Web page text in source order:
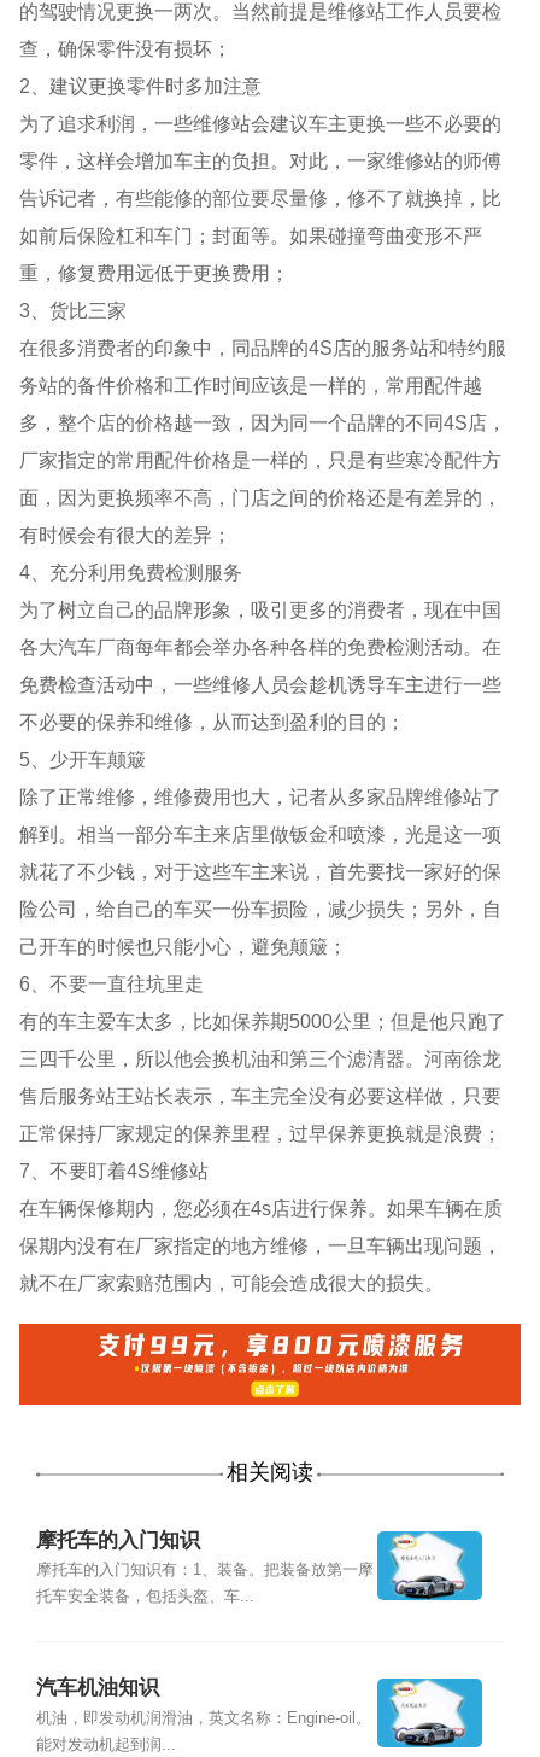
的驾驶情况更换一两次。当然前提是维修站工作人员要检
查，确保零件没有损坏；
2、建议更换零件时多加注意
为了追求利润，一些维修站会建议车主更换一些不必要的
零件，这样会增加车主的负担。对此，一家维修站的师傅
告诉记者，有些能修的部位要尽量修，修不了就换掉，比
如前后保险杠和车门；封面等。如果碰撞弯曲变形不严
重，修复费用远低于更换费用；
3、货比三家
在很多消费者的印象中，同品牌的4S店的服务站和特约服
务站的备件价格和工作时间应该是一样的，常用配件越
多，整个店的价格越一致，因为同一个品牌的不同4S店，
厂家指定的常用配件价格是一样的，只是有些寒冷配件方
面，因为更换频率不高，门店之间的价格还是有差异的，
有时候会有很大的差异；
4、充分利用免费检测服务
为了树立自己的品牌形象，吸引更多的消费者，现在中国
各大汽车厂商每年都会举办各种各样的免费检测活动。在
免费检查活动中，一些维修人员会趁机诱导车主进行一些
不必要的保养和维修，从而达到盈利的目的；
5、少开车颠簸
除了正常维修，维修费用也大，记者从多家品牌维修站了
解到。相当一部分车主来店里做钣金和喷漆，光是这一项
就花了不少钱，对于这些车主来说，首先要找一家好的保
险公司，给自己的车买一份车损险，减少损失；另外，自
己开车的时候也只能小心，避免颠簸；
6、不要一直往坑里走
有的车主爱车太多，比如保养期5000公里；但是他只跑了
三四千公里，所以他会换机油和第三个滤清器。河南徐龙
售后服务站王站长表示，车主完全没有必要这样做，只要
正常保持厂家规定的保养里程，过早保养更换就是浪费；
7、不要盯着4S维修站
在车辆保修期内，您必须在4s店进行保养。如果车辆在质
保期内没有在厂家指定的地方维修，一旦车辆出现问题，
就不在厂家索赔范围内，可能会造成很大的损失。
相关阅读
摩托车的入门知识
摩托车的入门知识有：1、装备。把装备放第一摩
托车安全装备，包括头盔、车...
汽车机油知识
机油，即发动机润滑油，英文名称：Engine-oil。
能对发动机起到润...